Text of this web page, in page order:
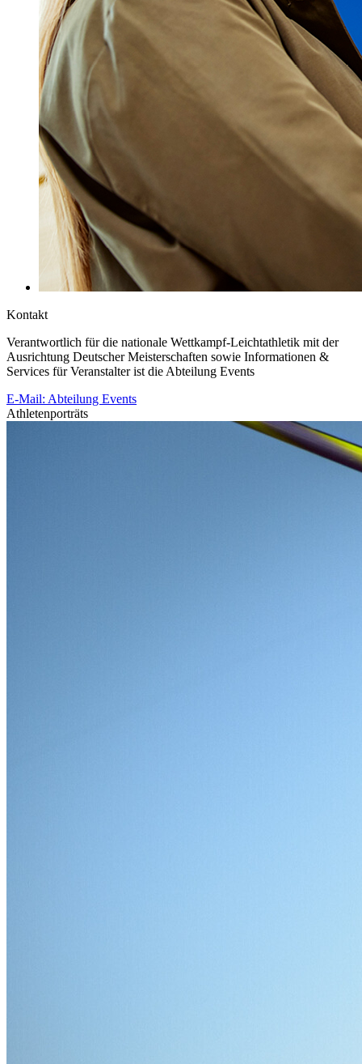
Kontakt
Verantwortlich für die nationale Wettkampf-Leichtathletik mit der
Ausrichtung Deutscher Meisterschaften sowie Informationen &
Services für Veranstalter ist die Abteilung Events
E-Mail: Abteilung Events
Athletenporträts